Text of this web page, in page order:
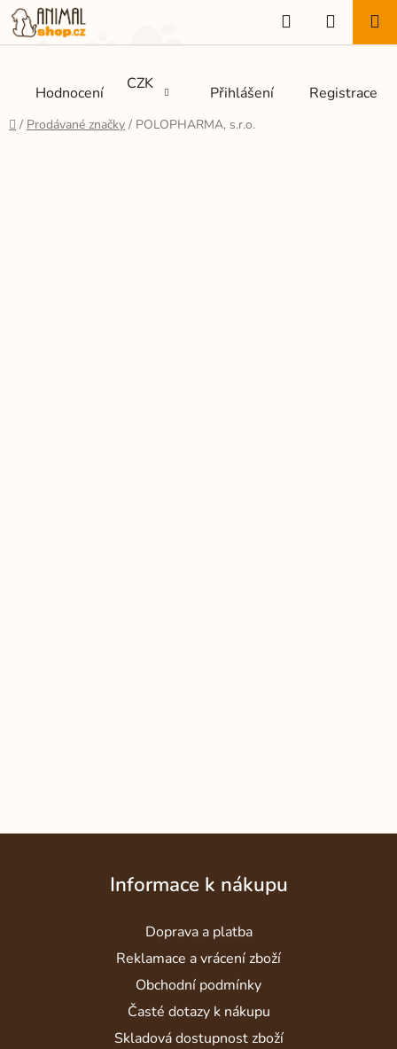
Přejít
na
obsah
Hodnocení CZK Přihlášení Registrace
Hledat
KOŠÍK
Domů
/ Prodávané značky / POLOPHARMA, s.r.o.
Informace k nákupu
Doprava a platba
Reklamace a vrácení zboží
Obchodní podmínky
Časté dotazy k nákupu
Skladová dostupnost zboží